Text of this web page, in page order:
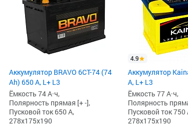
Аккумулятор BRAVO 6CT-74 (74
Ah) 650 А, L+ L3
Ёмкость 74 А·ч,
Полярность прямая [+ -],
Пусковой ток 650 А,
278x175x190
4.9
Аккумулятор
А, L+ L3
Ёмкость 77 А·ч,
Полярность
Пусковой ток 750
278x175x190